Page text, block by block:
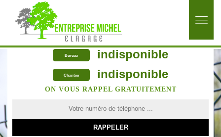
Bureau indisponible
Chantier indisponible
ON VOUS RAPPEL GRATUITEMENT